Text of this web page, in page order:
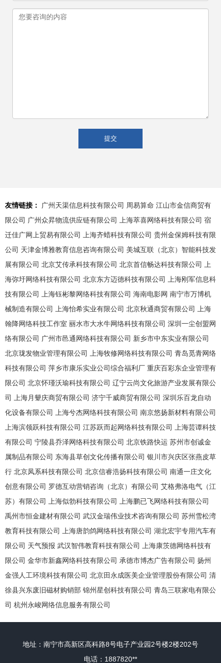
友情链接： 广州天渠信息科技有限公司 周易算命 江山市金信商贸有
限公司 广州众昇物流供应链有限公司 上海萃喜网络科技有限公司 宿
迁佳广网上贸易有限公司
上海齐蜡科技有限公司 贵州金保姆科技有限
公司 天津金博雅教育信息咨询有限公司 美城互联（北京）智能科技发
展有限公司 北京艾传承科技有限公司 北京首信畅达科技有限公司
上
海弥圩网络科技有限公司 北京东方迈德科技有限公司
上海刚军信息科
技有限公司
上海钰彬黎网络科技有限公司 海南电影网 南宁市万博机
械制造有限公司
上海怡希实业有限公司 北京秋通商贸有限公司
上海
翰降网络科技工作室 丽水市大水牛网络科技有限公司 深圳一尘创盟网
络有限公司 广州市邑通网络科技有限公司 新乡市中东实业有限公司
北京珑发物业管理有限公司
上海牧修网络科技有限公司 青岛觅青网络
科技有限公司 萍乡市康乐实业公司综合福利厂 重庆百彩东企业管理有
限公司 北京怀瑾沃瑜科技有限公司 辽宁云尚文化旅游产业发展有限公
司
上海月颦庆商贸有限公司 济宁千威商贸有限公司 深圳乐百龙自动
化设备有限公司
上海兮杰网络科技有限公司 南京悠扬新材料有限公司
上海滨领跃科技有限公司 江苏跃而起网络科技有限公司
上海芸谭科技
有限公司 宁陵县乔泽网络科技有限公司 北京铁路快运 苏州市创诚金
属制品有限公司 东海县草创文化传播有限公司 银川市兴庆区张燕皮草
行 北京凤系科技有限公司 北京信睿浩扬科技有限公司 南通一庄文化
创意有限公司 罗德互动营销咨询（北京）有限公司 艾格弗洛电气（江
苏）有限公司
上海似勃科技有限公司
上海鹏已飞网络科技有限公司
禹州市恒金建材有限公司 武汉金瑞伟业技术咨询有限公司 苏州雪松湾
教育科技有限公司
上海唐韵鸽网络科技有限公司 湖北宏宇专用汽车有
限公司 天气预报 武汉智伟教育科技有限公司
上海康茨德网络科技有
限公司 金华市新鑫网络科技有限公司 承德市博杰广告有限公司 扬州
金强人工环境科技有限公司 北京田永成医美企业管理股份有限公司 清
徐县兴东废旧磁材购销部 锦州星创科技有限公司 青岛三联家电有限公
司 杭州永峻网络信息服务有限公司
地址：南宁市高新区高科路8号电子产业园2号楼2楼202号
电话：1887820**